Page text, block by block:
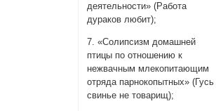
деятельности» (Работа
дураков любит);
7. «Солипсизм домашней
птицы по отношению к
нежвачным млекопитающим
отряда парнокопытных» (Гусь
свинье не товарищ);